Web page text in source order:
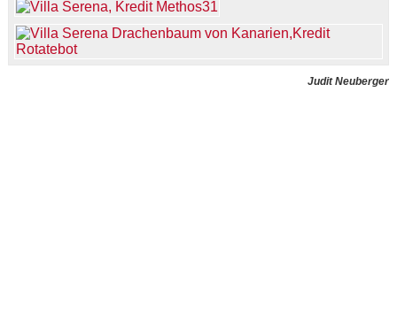
Judit Neuberger